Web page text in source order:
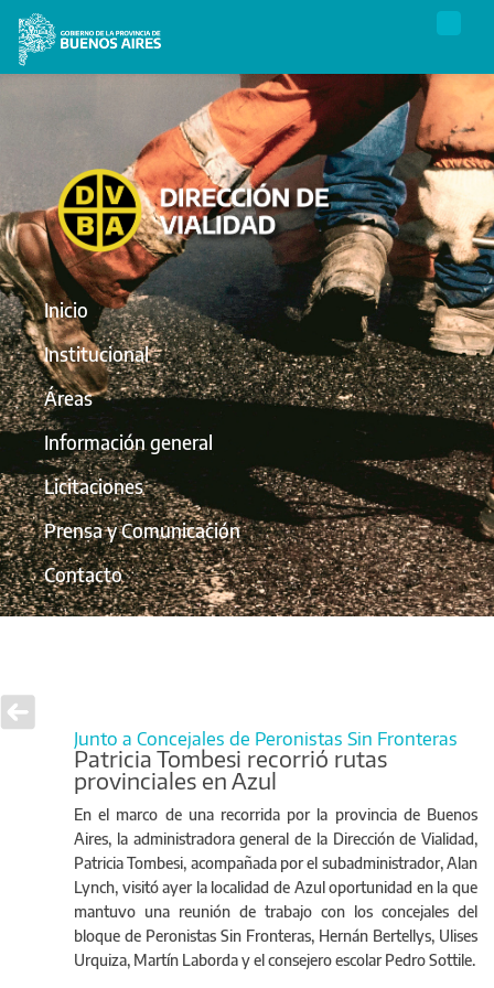
Inicio
Institucional
Áreas
Información general
Licitaciones
Prensa y Comunicación
Contacto
Junto a Concejales de Peronistas Sin Fronteras
Patricia Tombesi recorrió rutas
provinciales en Azul
En el marco de una recorrida por la provincia de Buenos
Aires, la administradora general de la Dirección de Vialidad,
Patricia Tombesi, acompañada por el subadministrador, Alan
Lynch, visitó ayer la localidad de Azul oportunidad en la que
mantuvo una reunión de trabajo con los concejales del
bloque de Peronistas Sin Fronteras, Hernán Bertellys, Ulises
Urquiza, Martín Laborda y el consejero escolar Pedro Sottile.